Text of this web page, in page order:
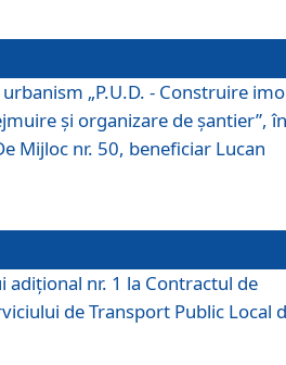
„P.U.D. - Construire
și organizare de șantier”, în
Mijloc nr. 50, beneficiar Lucan
adiţional nr. 1 la Contractul de
de Transport Public Local